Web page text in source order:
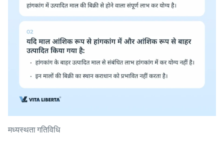
मध्यस्थता गतिविधि